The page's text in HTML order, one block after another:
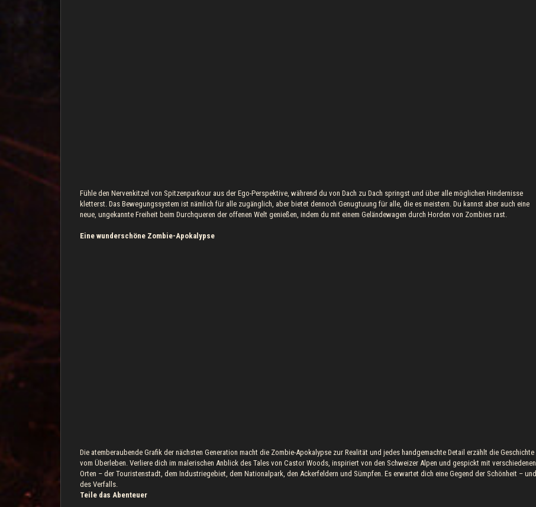
Fühle den Nervenkitzel von Spitzenparkour aus der Ego-Perspektive, während du von Dach zu Dach springst und über alle möglichen Hindernisse
kletterst. Das Bewegungssystem ist nämlich für alle zugänglich, aber bietet dennoch Genugtuung für alle, die es meistern. Du kannst aber auch eine
neue, ungekannte Freiheit beim Durchqueren der offenen Welt genießen, indem du mit einem Geländewagen durch Horden von Zombies rast.
Eine wunderschöne Zombie-Apokalypse
Die atemberaubende Grafik der nächsten Generation macht die Zombie-Apokalypse zur Realität und jedes handgemachte Detail erzählt die Geschichte
vom Überleben. Verliere dich im malerischen Anblick des Tales von Castor Woods, inspiriert von den Schweizer Alpen und gespickt mit verschiedenen
Orten – der Touristenstadt, dem Industriegebiet, dem Nationalpark, den Ackerfeldern und Sümpfen. Es erwartet dich eine Gegend der Schönheit – und
des Verfalls.
Teile das Abenteuer